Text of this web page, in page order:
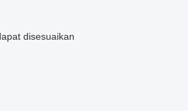
disesuaikan